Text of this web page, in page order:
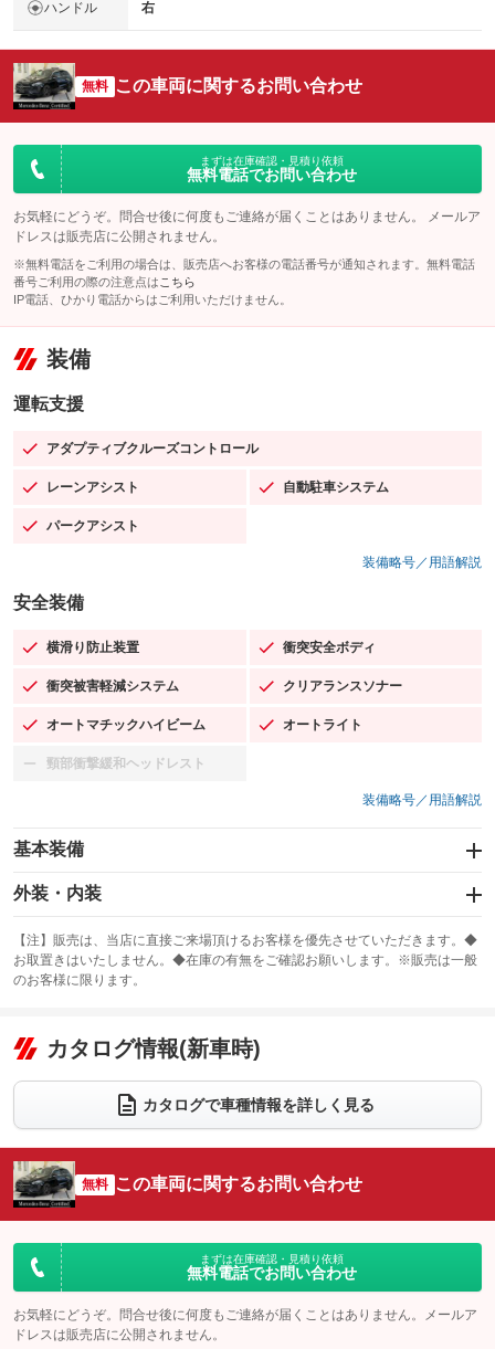
ハンドル 右
無料 この車両に関するお問い合わせ
まずは在庫確認・見積り依頼
無料電話でお問い合わせ
お気軽にどうぞ。問合せ後に何度もご連絡が届くことはありません。 メールア
ドレスは販売店に公開されません。
※無料電話をご利用の場合は、販売店へお客様の電話番号が通知されます。無料電話
番号ご利用の際の注意点は こちら
IP電話、ひかり電話からはご利用いただけません。
装備
運転支援
アダプティブクルーズコントロール
：装備あり
レーンアシスト
：装備あり 自動駐車システム
：装備あり
パークアシスト
：装備あり
装備略号／用語解説
安全装備
横滑り防止装置
：装備あり 衝突安全ボディ
：装備あり
衝突被害軽減システム
：装備あり クリアランスソナー
：装備あり
オートマチックハイビーム
：装備あり オートライト
：装備あり
頸部衝撃緩和ヘッドレスト
：装備なし
装備略号／用語解説
基本装備
エアバッグ：運転席/助手席/サイド
：装備あり
：装備なし
サンルーフ
：装備あり ABS
リフトアップ
：装備なし
ダウンヒルアシストコントロール
パワーウィンドウ
：装備あり ：装備あり
アイドリングストップ
：装備あり
USB入力端子
：装備あり Bluetooth接続
：装備なし ：装備なし
センターデフロック
：装備なし
レンタカーアップ
：装備なし 展示・試乗車
：装備なし
外装・内装
カーナビ：HDDナビ
：装備あり
TV：フルセグ
：装備あり
ビジュアル
：装備なし
革シート
：装備あり ハーフレザーシート
：装備なし
キーレス
：装備あり ：装備あり
HID(キセノンライト)
：装備なし
バックカメラ
：装備あり ETC2.0
エアロ
：装備なし スマートキー
ローダウン
：装備なし ランフラットタイヤ
：装備なし
【注】販売は、当店に直接ご来場頂けるお客様を優先させていただきます。◆
お取置きはいたしません。◆在庫の有無をご確認お願いします。※販売は一般
のお客様に限ります。
カタログ情報(新車時)
カタログで車種情報を詳しく見る
無料 この車両に関するお問い合わせ
まずは在庫確認・見積り依頼
無料電話でお問い合わせ
お気軽にどうぞ。問合せ後に何度もご連絡が届くことはありません。メールア
ドレスは販売店に公開されません。